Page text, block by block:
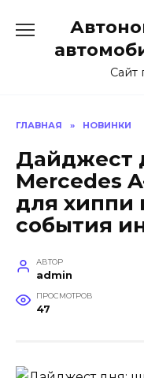
содержанию
Сайт
ГЛАВНАЯ » НОВИНКИ
Дайджест
Mercedes
для хиппи
события
АВТОР
admin
ПРОСМОТРОВ
47